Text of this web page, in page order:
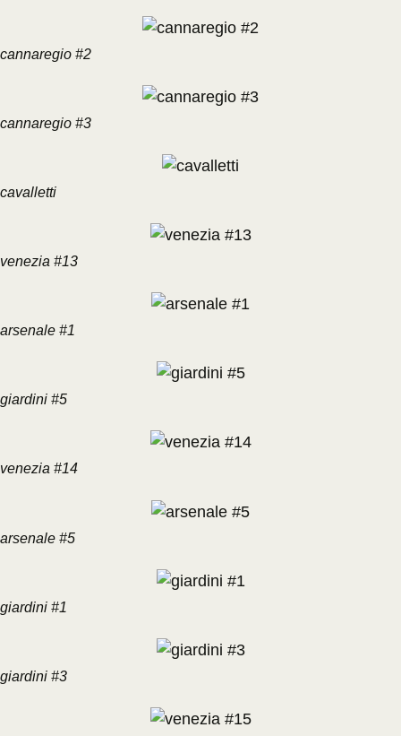
cannaregio #2
cannaregio #3
cavalletti
venezia #13
arsenale #1
giardini #5
venezia #14
arsenale #5
giardini #1
giardini #3